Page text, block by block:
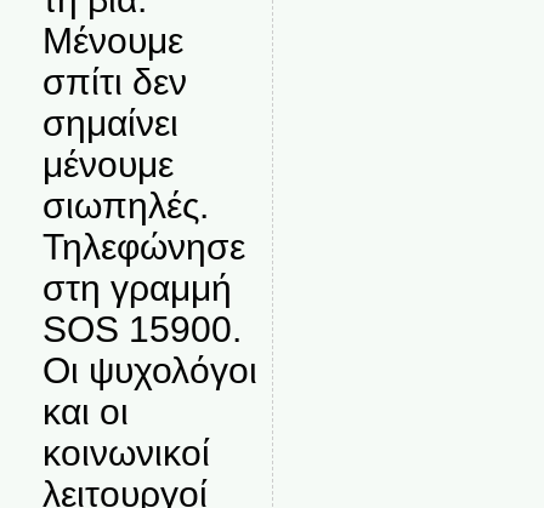
Μένουμε
σπίτι δεν
σημαίνει
μένουμε
σιωπηλές.
Τηλεφώνησε
στη γραμμή
SOS 15900.
Οι ψυχολόγοι
και οι
κοινωνικοί
λειτουργοί